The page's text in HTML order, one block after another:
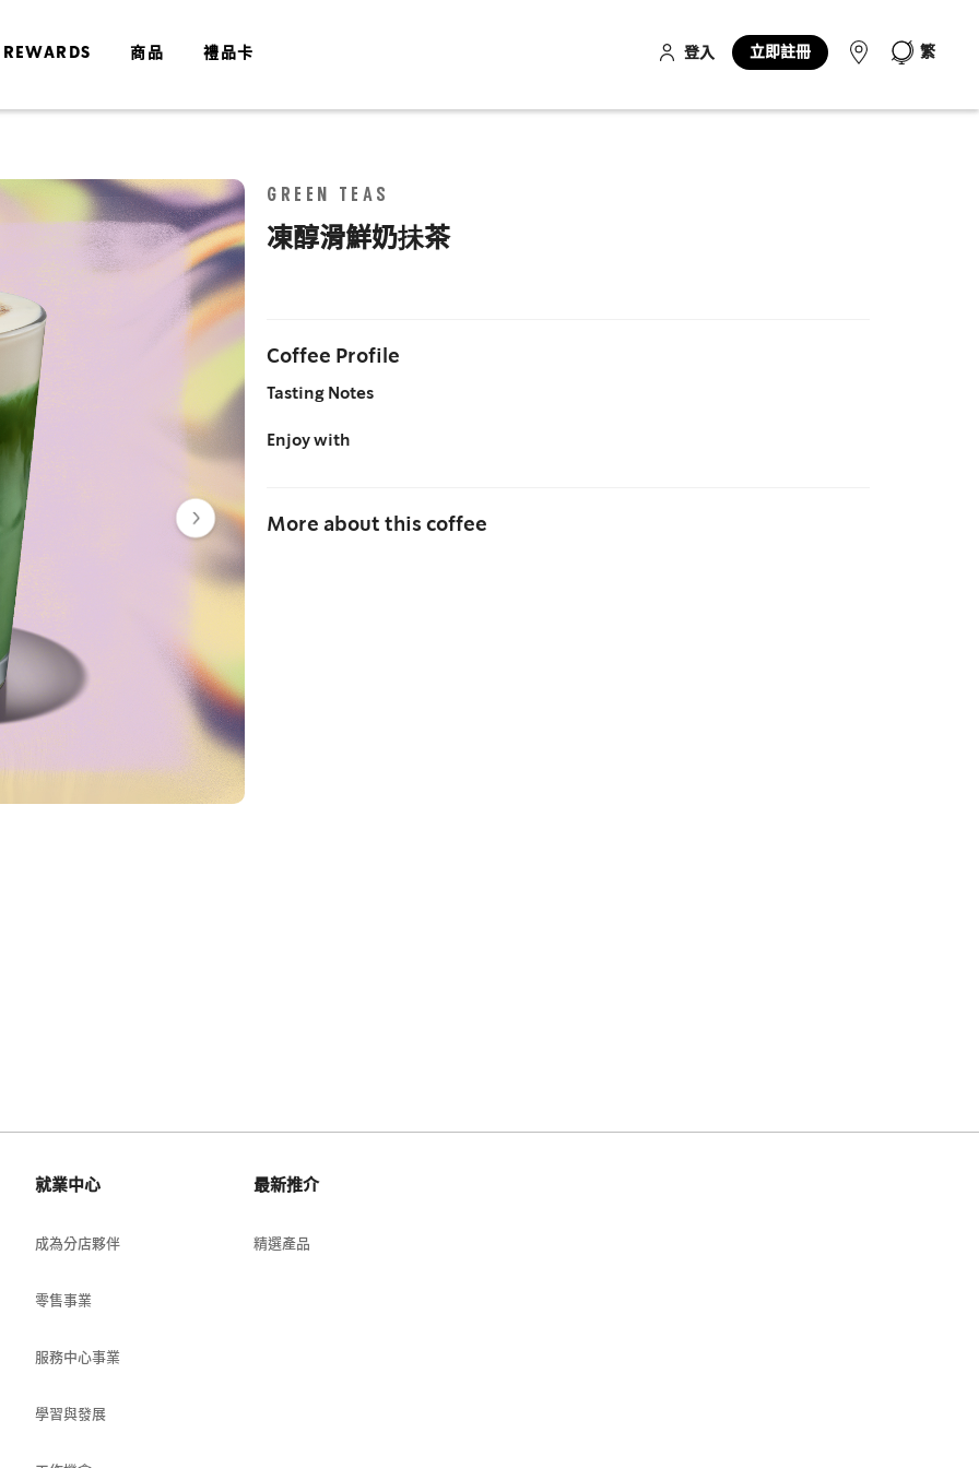
商品 禮品卡 登入 立即註冊 繁
Skip
to
the
of
GREEN TEAS
凍醇滑鮮奶抺茶
Coffee Profile
Tasting Notes
Enjoy with
More about this coffee
就業中心
成為分店夥伴
零售事業
服務中心事業
學習與發展
最新推介
精選產品